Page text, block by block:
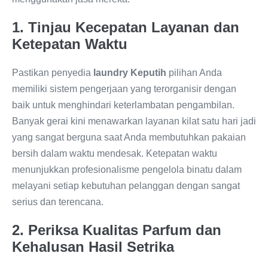
1. Tinjau Kecepatan Layanan dan
Ketepatan Waktu
Pastikan penyedia laundry Keputih pilihan Anda
memiliki sistem pengerjaan yang terorganisir dengan
baik untuk menghindari keterlambatan pengambilan.
Banyak gerai kini menawarkan layanan kilat satu hari jadi
yang sangat berguna saat Anda membutuhkan pakaian
bersih dalam waktu mendesak. Ketepatan waktu
menunjukkan profesionalisme pengelola binatu dalam
melayani setiap kebutuhan pelanggan dengan sangat
serius dan terencana.
2. Periksa Kualitas Parfum dan
Kehalusan Hasil Setrika